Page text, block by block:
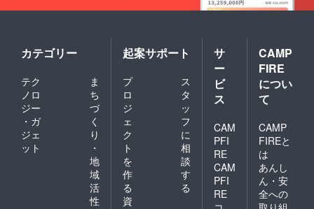
カテゴリー
テク
ノロ
ジー
・ガ
ジェ
ット
ま
ち
づ
く
り
・
地
域
活
性
起案サポート
プ
ロ
ジ
ェ
ク
ト
を
作
る
ス
タ
ッ
フ
に
相
談
す
る
資
サ
ー
ビ
ス
CAM
PFI
RE
CAM
PFI
RE
CAMP
FIRE
につい
て
CAMP
FIREと
は
あんし
ん・安
全への